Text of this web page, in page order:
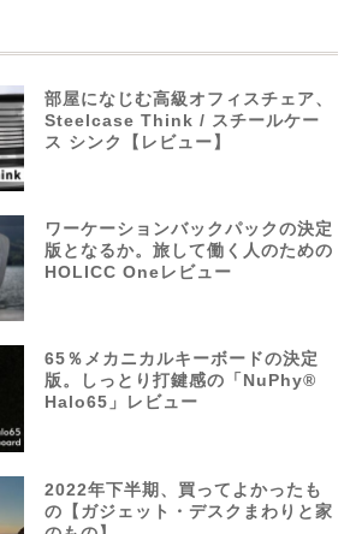
部屋になじむ高級オフィスチェア、
Steelcase Think / スチールケー
ス シンク【レビュー】
ワーケーションバックパックの決定
版となるか。旅して働く人のための
HOLICC Oneレビュー
65％メカニカルキーボードの決定
版。しっとり打鍵感の「NuPhy®
Halo65」レビュー
2022年下半期、買ってよかったも
の【ガジェット・デスクまわりと家